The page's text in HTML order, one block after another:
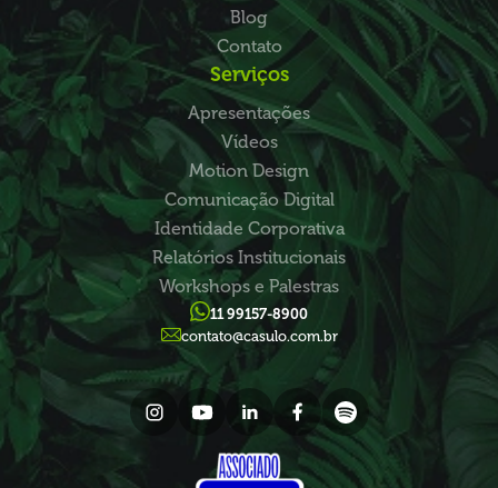
Blog
Contato
Serviços
Apresentações
Vídeos
Motion Design
Comunicação Digital
Identidade Corporativa
Relatórios Institucionais
Workshops e Palestras
11 99157-8900
contato@casulo.com.br